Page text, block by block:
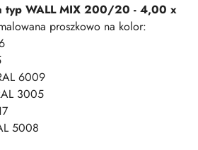
typ WALL MIX 200/20 - 4,00 x
proszkowo na kolor:
6009
3005
5008